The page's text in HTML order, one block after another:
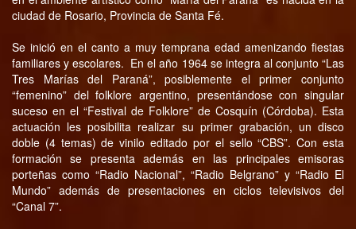
ciudad de Rosario, Provincia de Santa Fé.
Se inició en el canto a muy temprana edad amenizando fiestas
familiares y escolares. En el año 1964 se integra al conjunto “Las
Tres Marías del Paraná”, posiblemente el primer conjunto
“femenino” del folklore argentino, presentándose con singular
suceso en el “Festival de Folklore” de Cosquín (Córdoba). Esta
actuación les posibilita realizar su primer grabación, un disco
doble (4 temas) de vinilo editado por el sello “CBS”. Con esta
formación se presenta además en las principales emisoras
porteñas como “Radio Nacional”, “Radio Belgrano” y “Radio El
Mundo” además de presentaciones en ciclos televisivos del
“Canal 7”.